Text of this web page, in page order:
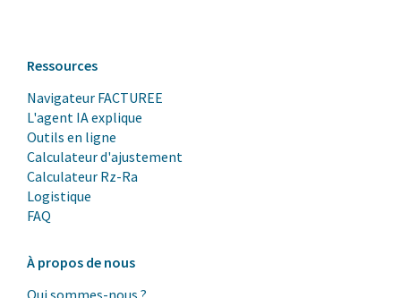
Ressources
Navigateur FACTUREE
L'agent IA explique
Outils en ligne
Calculateur d'ajustement
Calculateur Rz-Ra
Logistique
FAQ
À propos de nous
Qui sommes-nous ?